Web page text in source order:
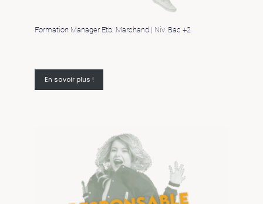
Formation Manager Etb. Marchand | Niv. Bac +2
En savoir plus !